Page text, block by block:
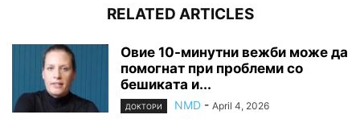
RELATED ARTICLES
Овие 10-минутни вежби може да
помогнат при проблеми со
бешиката и...
ДОКТОРИ NMD - April 4, 2026